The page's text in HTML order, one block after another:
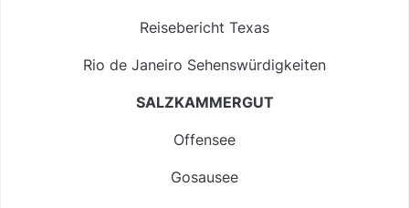
Reisebericht Texas
Rio de Janeiro Sehenswürdigkeiten
SALZKAMMERGUT
Offensee
Gosausee